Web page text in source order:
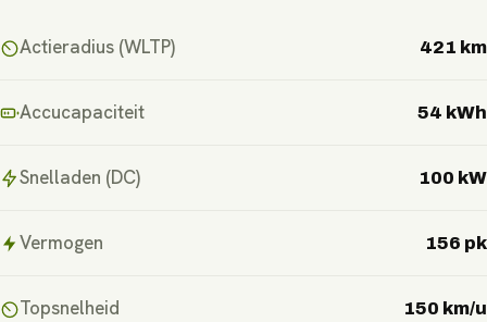
Actieradius (WLTP) 421 km
Accucapaciteit 54 kWh
Snelladen (DC) 100 kW
Vermogen 156 pk
Topsnelheid 150 km/u